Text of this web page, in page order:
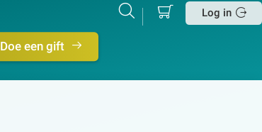
Zoeken
Mijn
winkelmand
BetalenLog in
Doe een gift